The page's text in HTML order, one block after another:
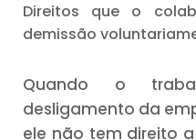
Direitos que o
demissão
Quando o
desligamento da
ele não tem direito a